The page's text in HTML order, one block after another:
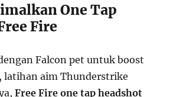
One Tap
Fire
Falcon pet untuk boost
latihan aim Thunderstrike
Free Fire one tap headshot